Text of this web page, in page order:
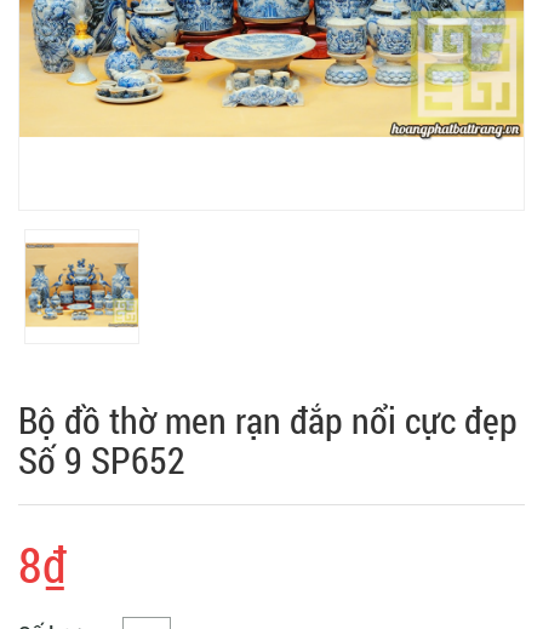
Bộ đồ thờ men rạn đắp nổi cực đẹp
Số 9 SP652
8₫